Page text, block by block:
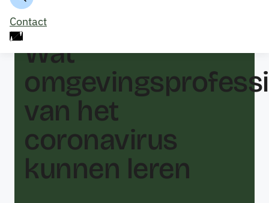
Contact
Wat
van het
coronavirus
kunnen leren